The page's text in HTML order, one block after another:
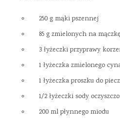
250 g mąki pszennej
85 g zmielonych na
3 łyżeczki przyprawy
1 łyżeczka zmielonego
1 łyżeczka proszku do
1/2 łyżeczki sody
200 ml płynnego miodu